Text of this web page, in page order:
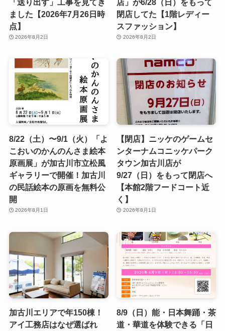
「送り出す」工事を見てき
ました【2026年7月26日時
点】
2026年8月2日
店」が6/28（日）をもって
閉店してた【1階レディー
スファッション】
2026年8月2日
8/22（土）〜9/1（火）「よ
こおいのかんのんさま絵本
原画展」が加古川市立松風
ギャラリーで開催！加古川
の民話絵本の原画を無料公
開
2026年8月1日
【閉店】ニッケのゲームセ
ンターナムコニッケパーク
タウン加古川店が
9/27（日）をもって閉店へ
【本館2階フードコート近
く】
2026年8月1日
加古川エリアで年150棟！
アイ工務店はなぜ選ばれ
8/9（日）能・日本舞踊・茶
道・華道を体験できる「日